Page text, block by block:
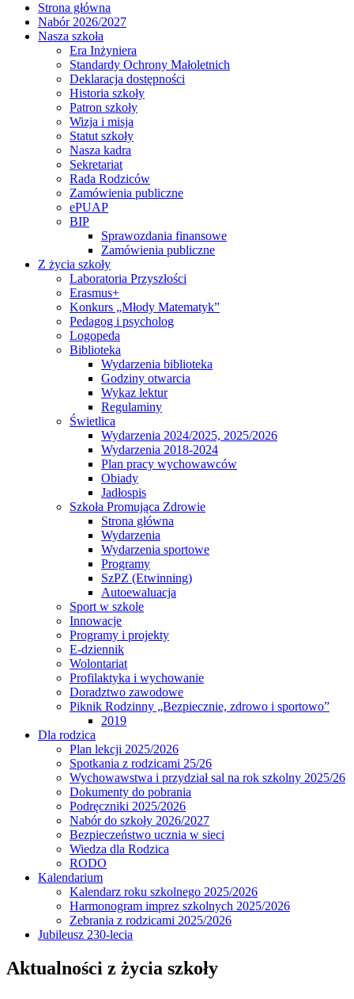
Strona główna
Nabór 2026/2027
Nasza szkoła
Era Inżyniera
Standardy Ochrony Małoletnich
Deklaracja dostępności
Historia szkoły
Patron szkoły
Wizja i misja
Statut szkoły
Nasza kadra
Sekretariat
Rada Rodziców
Zamówienia publiczne
ePUAP
BIP
Sprawozdania finansowe
Zamówienia publiczne
Z życia szkoły
Laboratoria Przyszłości
Erasmus+
Konkurs „Młody Matematyk”
Pedagog i psycholog
Logopeda
Biblioteka
Wydarzenia biblioteka
Godziny otwarcia
Wykaz lektur
Regulaminy
Świetlica
Wydarzenia 2024/2025, 2025/2026
Wydarzenia 2018-2024
Plan pracy wychowawców
Obiady
Jadłospis
Szkoła Promująca Zdrowie
Strona główna
Wydarzenia
Wydarzenia sportowe
Programy
SzPZ (Etwinning)
Autoewaluacja
Sport w szkole
Innowacje
Programy i projekty
E-dziennik
Wolontariat
Profilaktyka i wychowanie
Doradztwo zawodowe
Piknik Rodzinny „Bezpiecznie, zdrowo i sportowo”
2019
Dla rodzica
Plan lekcji 2025/2026
Spotkania z rodzicami 25/26
Wychowawstwa i przydział sal na rok szkolny 2025/26
Dokumenty do pobrania
Podręczniki 2025/2026
Nabór do szkoły 2026/2027
Bezpieczeństwo ucznia w sieci
Wiedza dla Rodzica
RODO
Kalendarium
Kalendarz roku szkolnego 2025/2026
Harmonogram imprez szkolnych 2025/2026
Zebrania z rodzicami 2025/2026
Jubileusz 230-lecia
Aktualności z życia szkoły